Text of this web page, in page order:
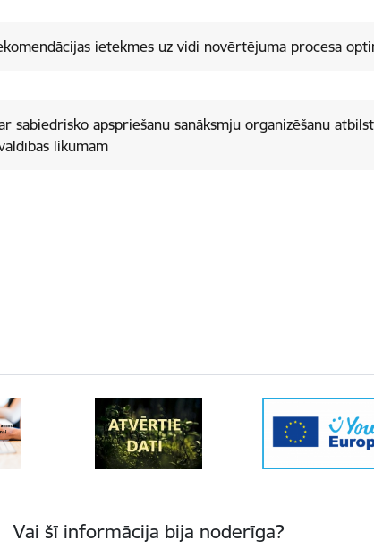
ietekmes uz vidi novērtējuma procesa
apspriešanu sanāksmju organizēšanu atbilstoši Covid-19
likumam
Vai šī informācija bija noderīga?